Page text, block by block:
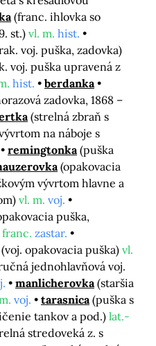
(franc. ihlovka so
st.) vl. m. hist.
voj. puška, zadovka)
voj. puška upravená z
hist.
berdanka
zadovka, 1868 –
(strelná zbraň s
na náboje s
remingtonka (puška
(opakovacia
vývrtom hlavne a
vl. m. voj.
puška,
franc. zastar.
(voj. opakovacia puška) vl.
jednohlavňová voj.
manlicherovka (staršia
voj. tarasnica (puška s
tankov a pod.) lat.-
stredoveká z. s